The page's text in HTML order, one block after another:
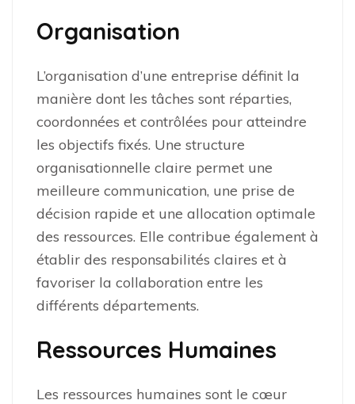
Organisation
L’organisation d’une entreprise définit la
manière dont les tâches sont réparties,
coordonnées et contrôlées pour atteindre
les objectifs fixés. Une structure
organisationnelle claire permet une
meilleure communication, une prise de
décision rapide et une allocation optimale
des ressources. Elle contribue également à
établir des responsabilités claires et à
favoriser la collaboration entre les
différents départements.
Ressources Humaines
Les ressources humaines sont le cœur